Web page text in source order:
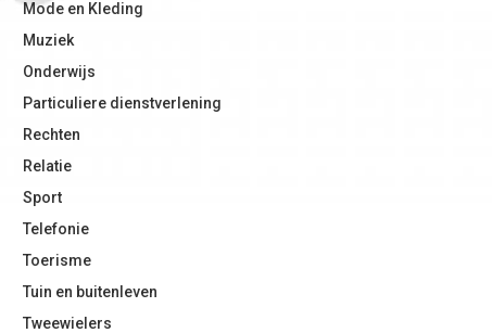
Mode en Kleding
Muziek
Onderwijs
Particuliere dienstverlening
Rechten
Relatie
Sport
Telefonie
Toerisme
Tuin en buitenleven
Tweewielers